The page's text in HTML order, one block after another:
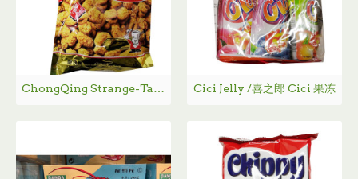
ChongQing Strange-Taste Horsebeans / 重庆怪味胡豆 - 200 g Cici Jelly /喜之郎 Cici 果冻